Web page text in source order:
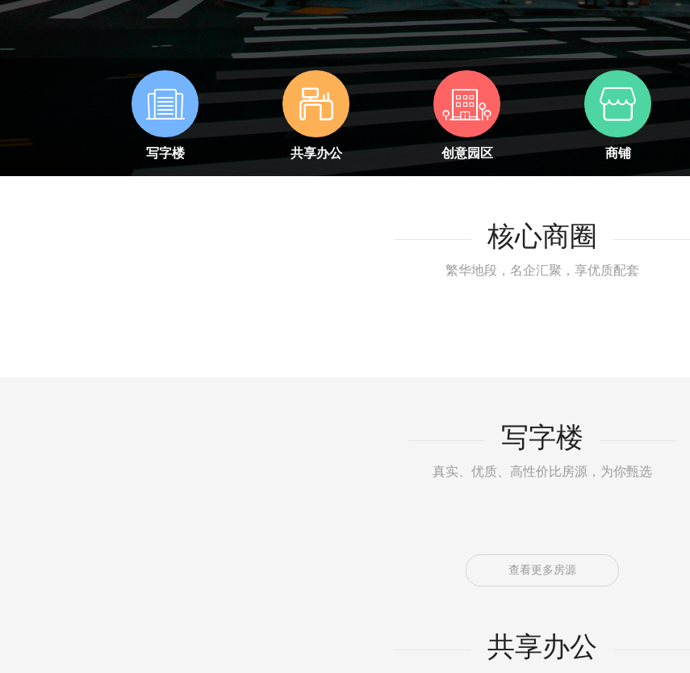
用户
用户
用户
用户
用户
用户
用户
写字楼 共享办公 创意园区 商铺
核心商圈
繁华地段，名企汇聚，享优质配套
写字楼
真实、优质、高性价比房源，为你甄选
查看更多房源
共享办公